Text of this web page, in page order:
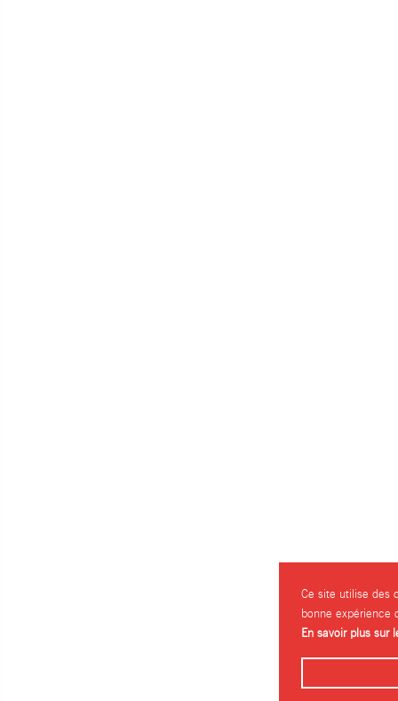
Ce site utilise des
bonne expérience
En savoir plus sur